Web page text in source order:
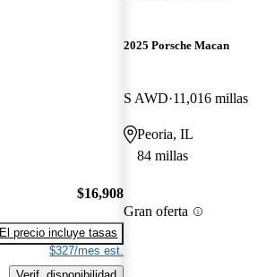
$16,908
El precio incluye tasas
$327/mes est.
2025 Porsche Macan
S AWD 11,016 millas
Peoria, IL
84 millas
Gran oferta